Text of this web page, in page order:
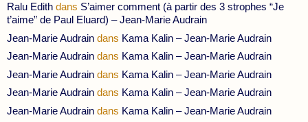
Ralu Edith dans S’aimer comment (à partir des 3 strophes “Je
t’aime” de Paul Eluard) – Jean-Marie Audrain
Jean-Marie Audrain dans Kama Kalin – Jean-Marie Audrain
Jean-Marie Audrain dans Kama Kalin – Jean-Marie Audrain
Jean-Marie Audrain dans Kama Kalin – Jean-Marie Audrain
Jean-Marie Audrain dans Kama Kalin – Jean-Marie Audrain
Jean-Marie Audrain dans Kama Kalin – Jean-Marie Audrain